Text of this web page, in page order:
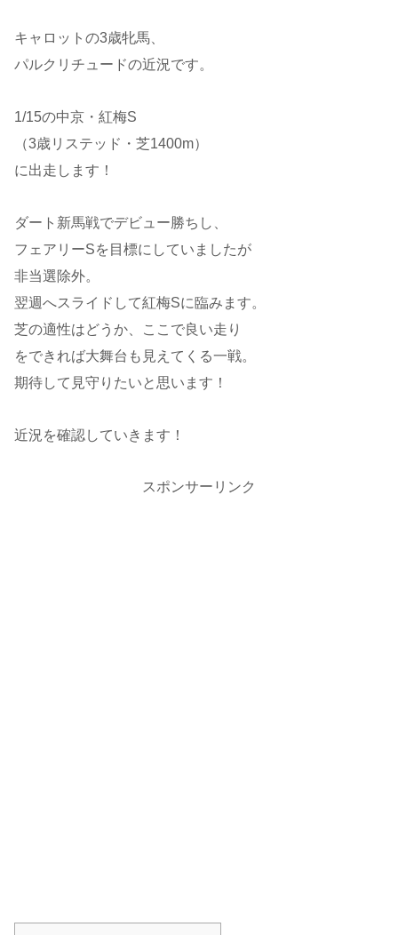
キャロットの3歳牝馬、
パルクリチュードの近況です。
1/15の中京・紅梅S
（3歳リステッド・芝1400m）
に出走します！
ダート新馬戦でデビュー勝ちし、
フェアリーSを目標にしていましたが
非当選除外。
翌週へスライドして紅梅Sに臨みます。
芝の適性はどうか、ここで良い走り
をできれば大舞台も見えてくる一戦。
期待して見守りたいと思います！
近況を確認していきます！
スポンサーリンク